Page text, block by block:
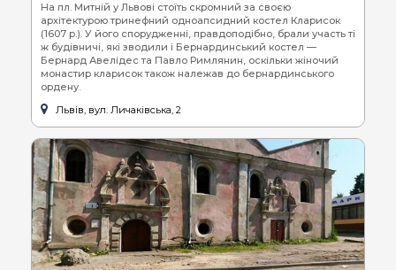
На пл. Митній у Львові стоїть скромний за своєю
архітектурою тринефний одноапсидний костел Кларисок
(1607 р.). У його спорудженні, правдоподібно, брали участь ті
ж будівничі, які зводили і Бернардинський костел —
Бернард Авелідес та Павло Римлянин, оскільки жіночий
монастир кларисок також належав до бернардинського
ордену.
Львів, вул. Личаківська, 2